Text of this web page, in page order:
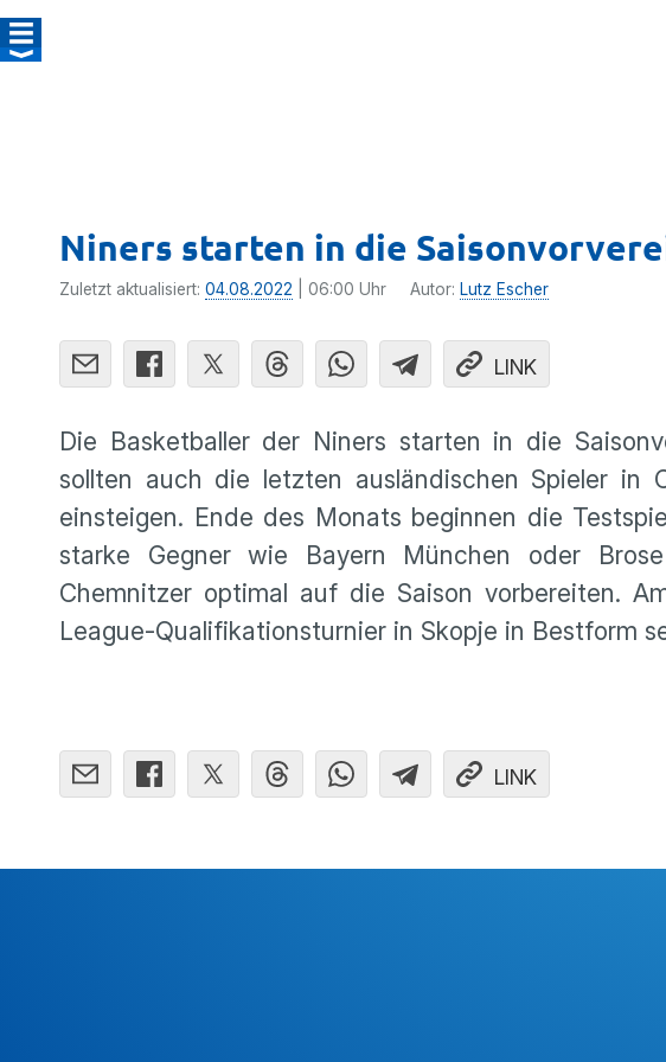
Niners starten in die
Zuletzt aktualisiert: 04.08.2022 | 06:00 Uhr Autor: Lutz Escher
LINK
Die Basketballer der Niners starten in die
sollten auch die letzten ausländischen Spieler in
einsteigen. Ende des Monats beginnen die
starke Gegner wie Bayern München oder
Chemnitzer optimal auf die Saison vorbereiten.
League-Qualifikationsturnier in Skopje in Bestform
LINK